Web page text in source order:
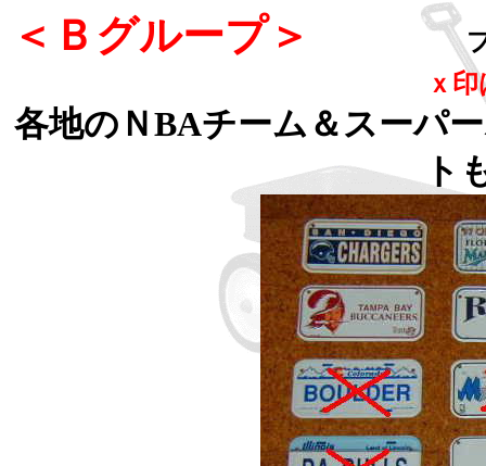
＜Ｂグループ＞
ｘ
各地のＮBAチーム＆スーパ
ト